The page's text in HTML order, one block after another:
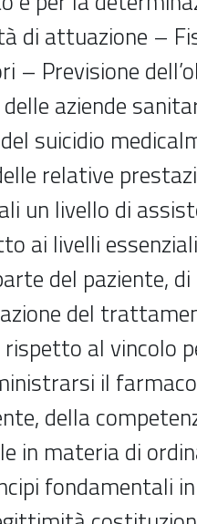
di attuazione –
– Previsione
aziende
del suicidio
relative
un livello di
ai livelli
del paziente,
del
al vincolo
il
della
in materia di
fondamentali